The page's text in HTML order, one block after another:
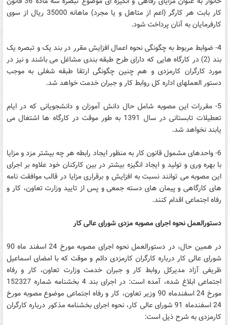
کار بابت هر کارگر (اعم از متاهل و یا مجرد) ماهانه 35000 ریال از سوی
کارفرمایان به آنان پرداخت شود.
4- ضوابط مربوط به چگونگی نحوه اعمال افزایش مقرر در بند یک و تبصره یک
بند (2) در کارگاه هایی که دارای طرح طبقه بندی مشاغل می باشند و نیز در
مورد کارگران کارمزدی و هم چنین چگونگی ارتقا طبقه شغلی به موجب
دستور العملهای اداره کل روابط کار و جبران خدمت خواهد شد.
5- مقررات این مصوبه شامل حال دانش آموزان و دانشجویانی که در ایام
تعطیلات تابستانی در سال 1391 به طور موقت در کارگاه ها اشتغال می
یابند نخواهد شد.
6- واحدهای مشمول قانون کار به منظور ایجاد رابطه هر چه بیشتر مزد و مزایا
با بهره وری و تولید و ایجاد انگیزه بیشتر در بین کارکنان خود علاوه بر اجرای
این مصوبه می توانند نسبت به افزایش و برقراری مزایا در قالب موافقت نامه
های کارگاهی و پیمان های دسته جمعی و پس از تایید وزارت تعاون، کار و
رفاه اجتماعی اقدام کنند.
دستورالعمل نحوه اجرای مصوبه مزدی شورای عالی کار
در همین حال، در دستورالعمل نحوه اجرای مصوبه مورخ 24 اسفند ماه 90
شورای عالی کار درباره کارگران کارمزدی دائم و موقت که با امضای اسماعیل
ظریفی آزاد مدیرکل روابط کار و جبران خدمت وزارت تعاون، کار و رفاه
اجتماعی ابلاغ شده، آمده است: در اجرای بند 4 بخشنامه شماره 152327
مورخ 24 اسفندماه 90 وزیر تعاون، کار و رفاه اجتماعی موضوع مصوبه مورخ
24 اسفندماه 91 شورای عالی کار، نحوه اجرای بخشنامه مذکور درباره کارگران
کارمزدی به شرح ذیل است: